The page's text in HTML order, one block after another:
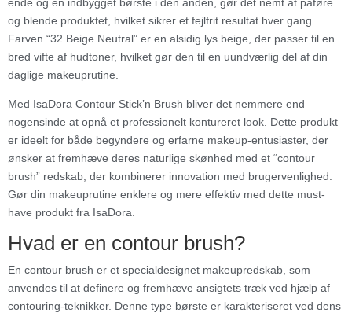
og blende produktet, hvilket sikrer et fejlfrit resultat hver gang.
Farven “32 Beige Neutral” er en alsidig lys beige, der passer til en
bred vifte af hudtoner, hvilket gør den til en uundværlig del af din
daglige makeuprutine.
Med IsaDora Contour Stick’n Brush bliver det nemmere end
nogensinde at opnå et professionelt kontureret look. Dette produkt
er ideelt for både begyndere og erfarne makeup-entusiaster, der
ønsker at fremhæve deres naturlige skønhed med et “contour
brush” redskab, der kombinerer innovation med brugervenlighed.
Gør din makeuprutine enklere og mere effektiv med dette must-
have produkt fra IsaDora.
Hvad er en contour brush?
En contour brush er et specialdesignet makeupredskab, som
anvendes til at definere og fremhæve ansigtets træk ved hjælp af
contouring-teknikker. Denne type børste er karakteriseret ved dens